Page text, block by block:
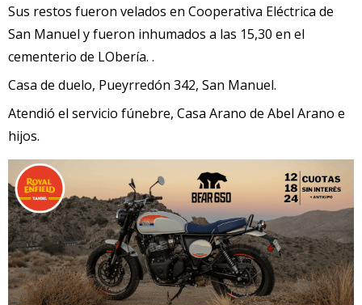
Sus restos fueron velados en Cooperativa Eléctrica de
San Manuel y fueron inhumados a las 15,30 en el
cementerio de LObería. .
Casa de duelo, Pueyrredón 342, San Manuel.
Atendió el servicio fúnebre, Casa Arano de Abel Arano e
hijos.